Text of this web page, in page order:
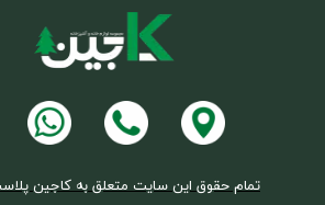
تمام حقوق این سایت متعلق به کاجین